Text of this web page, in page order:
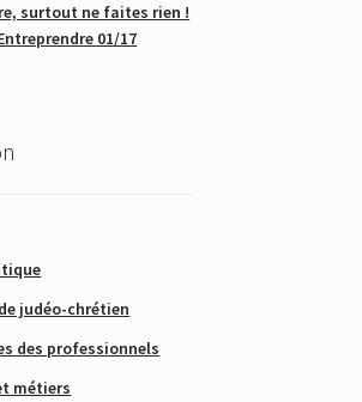
surtout ne faites rien !
01/17
judéo-chrétien
des professionnels
métiers